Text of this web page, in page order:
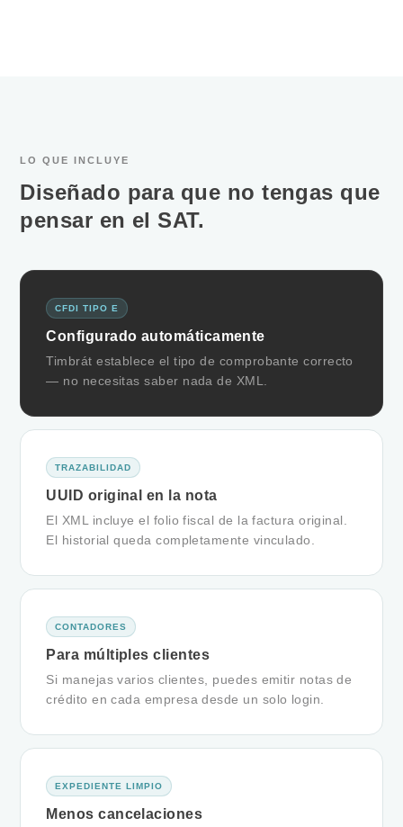
LO QUE INCLUYE
Diseñado para que no tengas que
pensar en el SAT.
CFDI TIPO E
Configurado automáticamente
Timbrát establece el tipo de comprobante correcto
— no necesitas saber nada de XML.
TRAZABILIDAD
UUID original en la nota
El XML incluye el folio fiscal de la factura original.
El historial queda completamente vinculado.
CONTADORES
Para múltiples clientes
Si manejas varios clientes, puedes emitir notas de
crédito en cada empresa desde un solo login.
EXPEDIENTE LIMPIO
Menos cancelaciones